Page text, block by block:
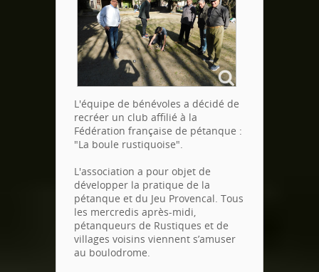
L'équipe de bénévoles a décidé de
recréer un club affilié à la
Fédération française de pétanque :
"La boule rustiquoise".
L'association a pour objet de
développer la pratique de la
pétanque et du Jeu Provencal. Tous
les mercredis après-midi,
pétanqueurs de Rustiques et de
villages voisins viennent s’amuser
au boulodrome.